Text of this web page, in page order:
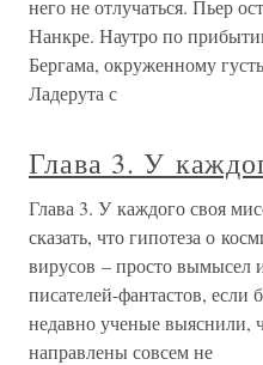
него не отлучаться. Пьер
Нанкре. Наутро по
Бергама, окруженному
Ладерута с
Глава 3. У
Глава 3. У каждого своя
сказать, что гипотеза о
вирусов – просто вымысел
писателей-фантастов,
недавно ученые выяснили,
направлены совсем не